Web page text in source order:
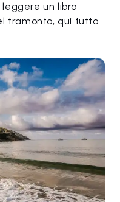
un libro
tramonto, qui tutto